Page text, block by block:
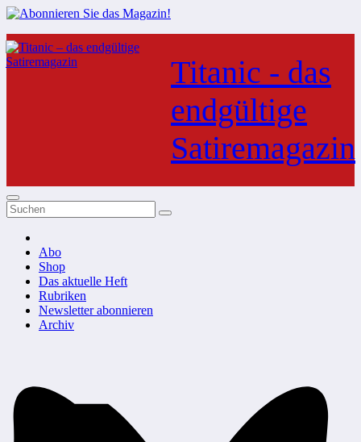
Zum
Inhalt
springen
Titanic - das
endgültige
Satiremagazin
Abo
Shop
Das aktuelle Heft
Rubriken
Newsletter abonnieren
Archiv